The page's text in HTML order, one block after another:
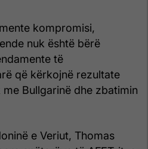
kompromisi,
nuk është bërë
të
që kërkojnë rezultate
Bullgarinë dhe zbatimin
e Veriut, Thomas